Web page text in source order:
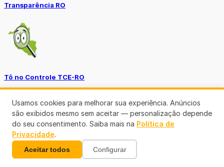
Transparência RO
Tô no Controle TCE-RO
Usamos cookies para melhorar sua experiência. Anúncios
são exibidos mesmo sem aceitar — personalização depende
do seu consentimento. Saiba mais na Política de
Privacidade.
Aceitar todos Configurar